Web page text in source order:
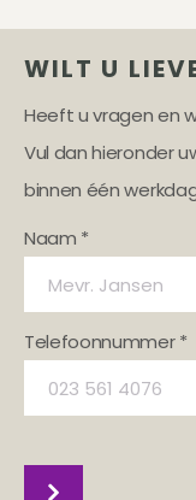
WILT U
Heeft u vragen en
Vul dan hieronder
binnen één
Naam *
Telefoonnummer *